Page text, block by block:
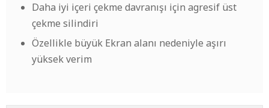
Daha iyi içeri çekme davranışı için agresif üst
çekme silindiri
Özellikle büyük Ekran alanı nedeniyle aşırı
yüksek verim